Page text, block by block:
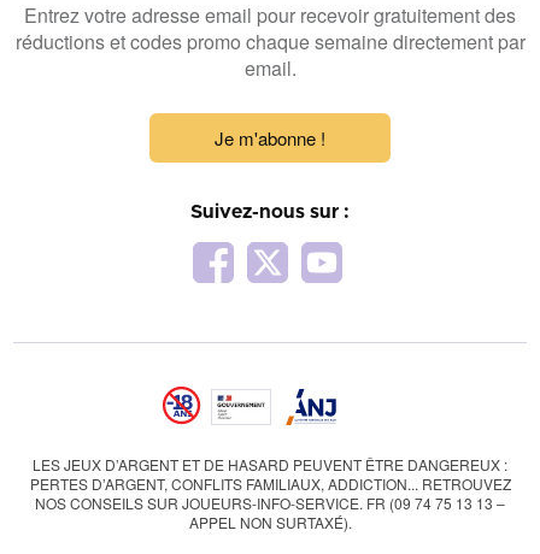
Entrez votre adresse email pour recevoir gratuitement des
réductions et codes promo chaque semaine directement par
email.
Je m'abonne !
Suivez-nous sur :
LES JEUX D’ARGENT ET DE HASARD PEUVENT ÊTRE DANGEREUX :
PERTES D’ARGENT, CONFLITS FAMILIAUX, ADDICTION... RETROUVEZ
NOS CONSEILS SUR JOUEURS-INFO-SERVICE. FR (09 74 75 13 13 –
APPEL NON SURTAXÉ).